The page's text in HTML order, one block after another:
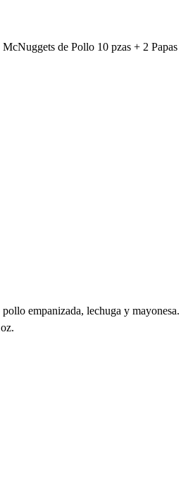
de Pollo 10 pzas + 2 Papas
empanizada, lechuga y mayonesa.